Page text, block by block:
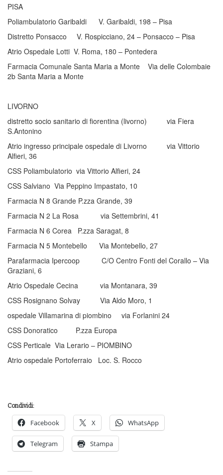
PISA
Poliambulatorio Garibaldi V. Garibaldi, 198 – Pisa
Distretto Ponsacco V. Rospicciano, 24 – Ponsacco – Pisa
Atrio Ospedale Lotti V. Roma, 180 – Pontedera
Farmacia Comunale Santa Maria a Monte Via delle Colombaie
2b Santa Maria a Monte
LIVORNO
distretto socio sanitario di fiorentina (livorno) via Fiera
S.Antonino
Atrio ingresso principale ospedale di Livorno via Vittorio
Alfieri, 36
CSS Poliambulatorio via Vittorio Alfieri, 24
CSS Salviano Via Peppino Impastato, 10
Farmacia N 8 Grande P.zza Grande, 39
Farmacia N 2 La Rosa via Settembrini, 41
Farmacia N 6 Corea P.zza Saragat, 8
Farmacia N 5 Montebello Via Montebello, 27
Parafarmacia Ipercoop C/O Centro Fonti del Corallo – Via
Graziani, 6
Atrio Ospedale Cecina via Montanara, 39
CSS Rosignano Solvay Via Aldo Moro, 1
ospedale Villamarina di piombino via Forlanini 24
CSS Donoratico P.zza Europa
CSS Perticale Via Lerario – PIOMBINO
Atrio ospedale Portoferraio Loc. S. Rocco
Condividi:
Facebook X WhatsApp
Telegram Stampa